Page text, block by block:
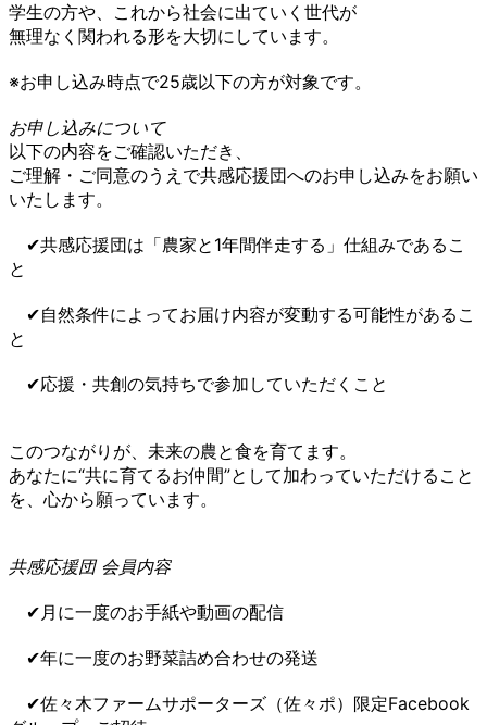
学生の方や、これから社会に出ていく世代が
無理なく関われる形を大切にしています。
※お申し込み時点で25歳以下の方が対象です。
お申し込みについて
以下の内容をご確認いただき、
ご理解・ご同意のうえで共感応援団へのお申し込みをお願い
いたします。
✔︎共感応援団は「農家と1年間伴走する」仕組みであるこ
と
✔︎自然条件によってお届け内容が変動する可能性があるこ
と
✔︎応援・共創の気持ちで参加していただくこと
このつながりが、未来の農と食を育てます。
あなたに“共に育てるお仲間”として加わっていただけること
を、心から願っています。
共感応援団 会員内容
✔︎月に一度のお手紙や動画の配信
✔︎年に一度のお野菜詰め合わせの発送
✔︎佐々木ファームサポーターズ（佐々ポ）限定Facebook